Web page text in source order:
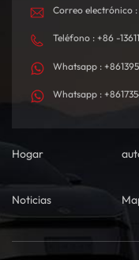
Correo electrónico
Teléfono : +86 -
Whatsapp :
Whatsapp :
Hogar
Noticias